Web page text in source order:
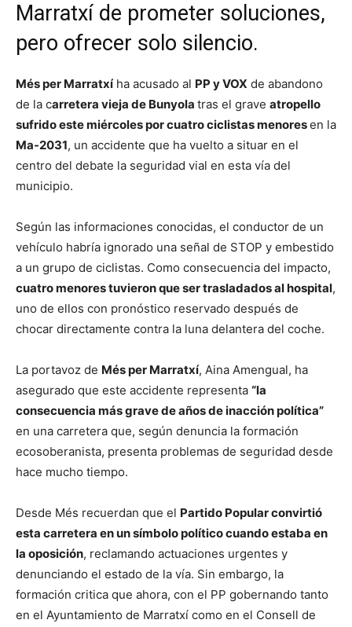
Marratxí de prometer soluciones,
pero ofrecer solo silencio.
Més per Marratxíha acusado al PP y VOX de abandono
de la carretera vieja de Bunyola tras el grave atropello
sufrido este miércoles por cuatro ciclistas menoresen la
Ma-2031, un accidente que ha vuelto a situar en el
centro del debate la seguridad vial en esta vía del
municipio.
Según las informaciones conocidas, el conductor de un
vehículo habría ignorado una señal de STOP y embestido
a un grupo de ciclistas. Como consecuencia del impacto,
cuatro menores tuvieron que ser trasladados al hospital,
uno de ellos con pronóstico reservado después de
chocar directamente contra la luna delantera del coche.
La portavoz de Més per Marratxí, Aina Amengual, ha
asegurado que este accidente representa “la
consecuencia más grave de años de inacción política”
en una carretera que, según denuncia la formación
ecosoberanista, presenta problemas de seguridad desde
hace mucho tiempo.
Desde Més recuerdan que el Partido Popular convirtió
esta carretera en un símbolo político cuando estaba en
la oposición, reclamando actuaciones urgentes y
denunciando el estado de la vía. Sin embargo, la
formación critica que ahora, con el PP gobernando tanto
en el Ayuntamiento de Marratxí como en el Consell de